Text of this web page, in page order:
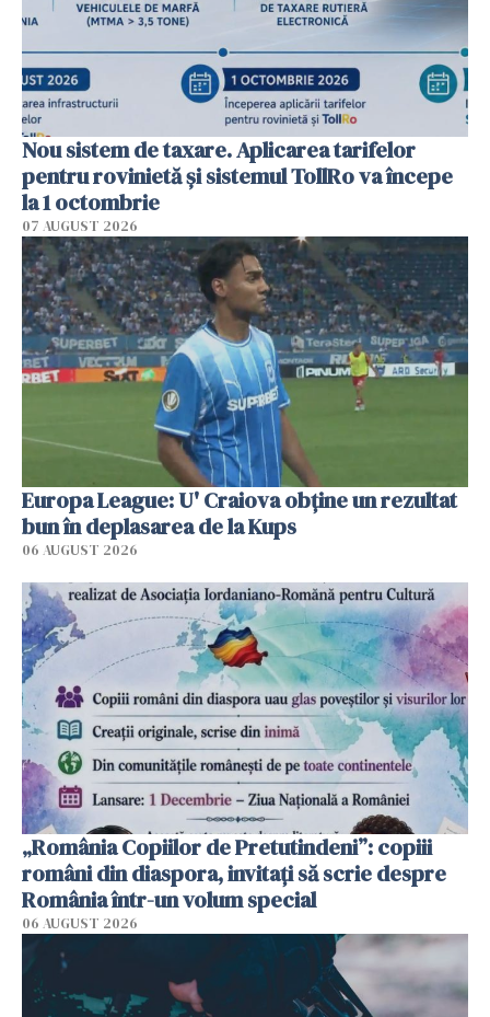
Nou sistem de taxare. Aplicarea tarifelor
pentru rovinietă şi sistemul TollRo va începe
la 1 octombrie
07 AUGUST 2026
Europa League: U' Craiova obține un rezultat
bun în deplasarea de la Kups
06 AUGUST 2026
„România Copiilor de Pretutindeni”: copiii
români din diaspora, invitați să scrie despre
România într-un volum special
06 AUGUST 2026